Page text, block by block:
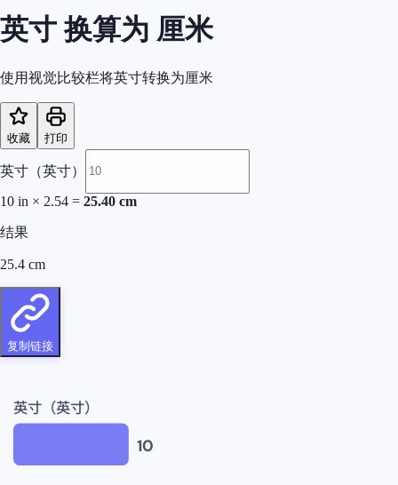
英寸 换算为 厘米
使用视觉比较栏将英寸转换为厘米
收藏 打印
英寸（英寸）
10 in × 2.54 = 25.40 cm
结果
25.4 cm
复制链接
英寸（英寸）
10